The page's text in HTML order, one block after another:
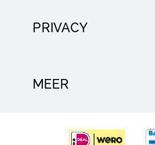
PRIVACY
MEER